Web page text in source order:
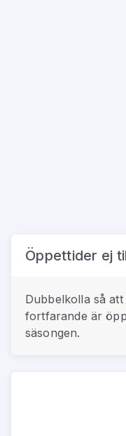
Öppettider ej
Dubbelkolla så att
fortfarande är
säsongen.